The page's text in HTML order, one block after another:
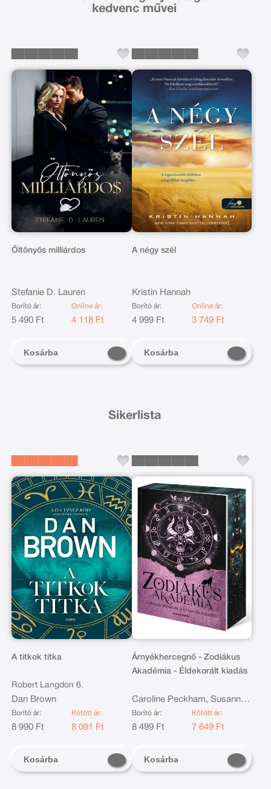
kedvenc művei
Öltönyös milliárdos
Stefanie D. Lauren
Borító ár:
5 490 Ft
Online ár:
4 118 Ft
Kosárba
A négy szél
Kristin Hannah
Borító ár:
4 999 Ft
Online ár:
3 749 Ft
Kosárba
Sikerlista
A titkok titka
Robert Langdon 6.
Dan Brown
Borító ár:
8 990 Ft
Kötött ár:
8 091 Ft
Kosárba
Árnyékhercegnő - Zodiákus
Akadémia - Éldekorált kiadás
Caroline Peckham, Susanne
Valenti
Borító ár:
8 499 Ft
Kötött ár:
7 649 Ft
Kosárba